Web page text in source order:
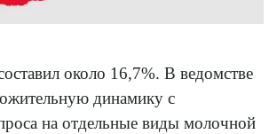
около 16,7%. В ведомстве
динамику с
на отдельные виды молочной